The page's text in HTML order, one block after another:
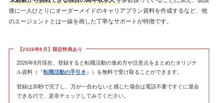
後に一人ひとりにオーダーメイドのキャリアプラン資料を作成するなど、他
のエージェントとは一線を画した丁寧なサポートが特徴です。
【2026年8月】限定特典あり
2026年8月現在、登録すると転職活動の進め方や注意点をまとめたオリジナ
ル資料（『転職活動の手引き 』）を無料で受け取ることができます。
登録は30秒で完了し、万が一合わないと感じた場合は電話不要ですぐに退会
できるので、是非チェックしてみてください。